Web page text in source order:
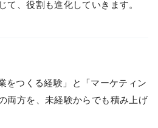
て、役割も進化していきます。
をつくる経験」と「マーケティン
両方を、未経験からでも積み上げ